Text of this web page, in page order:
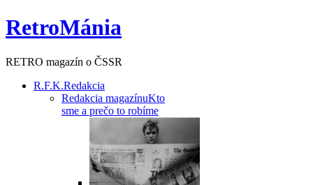
RetroMánia
RETRO magazín o ČSSR
R.F.K.Redakcia
Redakcia magazínuKto
sme a prečo to robíme